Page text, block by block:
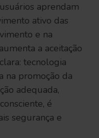
aprendam
ativo das
e na
a aceitação
tecnologia
promoção da
adequada,
é
segurança e